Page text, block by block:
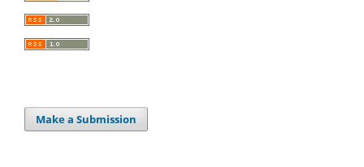
Make a Submission